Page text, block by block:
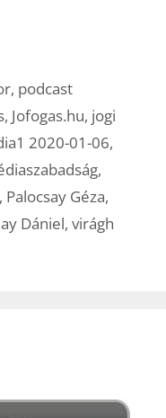
, podcast
, Jofogas.hu, jogi
2020-01-06,
,
, Palocsay Géza,
Dániel, virágh